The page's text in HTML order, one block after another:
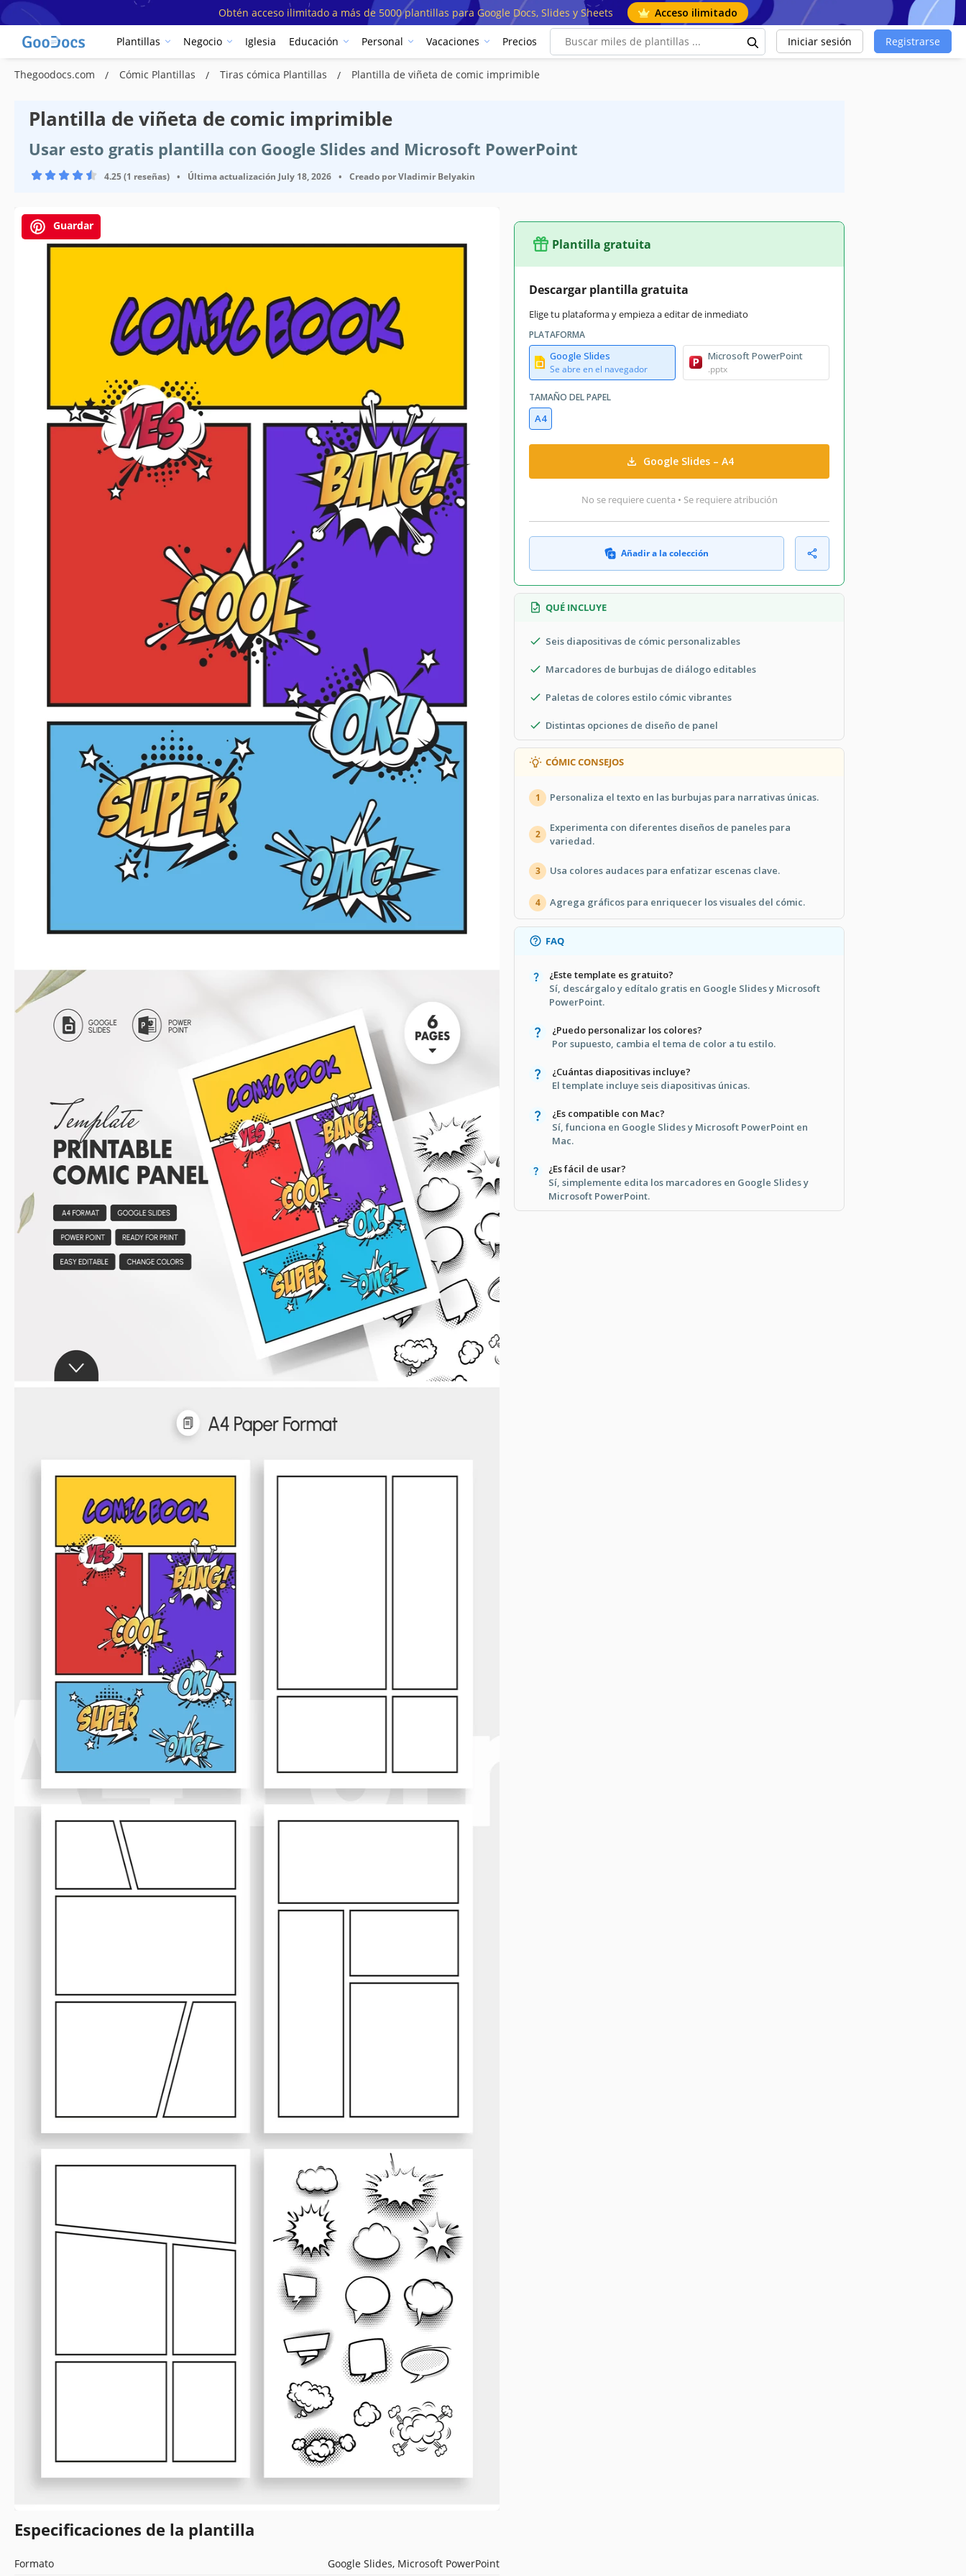
Obtén acceso ilimitado a más de 5000 plantillas para Google Docs, Slides y Sheets Acceso ilimitado
Plantillas Negocio Iglesia Educación Personal Vacaciones Precios Iniciar sesión Registrarse
Thegoodocs.com Cómic Plantillas Tiras cómica Plantillas Plantilla de viñeta de comic imprimible
Plantilla de viñeta de comic imprimible
Usar esto gratis plantilla con Google Slides and Microsoft PowerPoint
4.25 (1 reseñas) • Última actualización July 18, 2026 • Creado porVladimir Belyakin
Guardar
Especificaciones de la plantilla
Formato Google Slides, Microsoft PowerPoint
Plantilla gratuita
Descargar plantilla gratuita
Elige tu plataforma y empieza a editar de inmediato
PLATAFORMA
Google Slides
Se abre en el navegador
Microsoft PowerPoint
.pptx
TAMAÑO DEL PAPEL
A4
Google Slides – A4
No se requiere cuenta • Se requiere atribución
Añadir a la colección
QUÉ INCLUYE
Seis diapositivas de cómic personalizables
Marcadores de burbujas de diálogo editables
Paletas de colores estilo cómic vibrantes
Distintas opciones de diseño de panel
CÓMIC CONSEJOS
1 Personaliza el texto en las burbujas para narrativas únicas.
2
Experimenta con diferentes diseños de paneles para
variedad.
3 Usa colores audaces para enfatizar escenas clave.
4 Agrega gráficos para enriquecer los visuales del cómic.
FAQ
¿Este template es gratuito?
Sí, descárgalo y edítalo gratis en Google Slides y Microsoft
PowerPoint.
¿Puedo personalizar los colores?
Por supuesto, cambia el tema de color a tu estilo.
¿Cuántas diapositivas incluye?
El template incluye seis diapositivas únicas.
¿Es compatible con Mac?
Sí, funciona en Google Slides y Microsoft PowerPoint en
Mac.
¿Es fácil de usar?
Sí, simplemente edita los marcadores en Google Slides y
Microsoft PowerPoint.